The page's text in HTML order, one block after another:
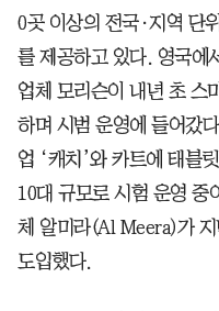
0곳 이상의 전국·지역 단
를 제공하고 있다. 영국에
업체 모리슨이 내년 초 스
하며 시범 운영에 들어갔
업 ‘캐치’와 카트에 태블
10대 규모로 시험 운영 중
체 알미라(Al Meera)가
도입했다.